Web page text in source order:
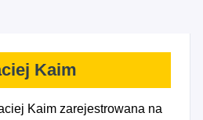
Kaim
Kaim zarejestrowana na